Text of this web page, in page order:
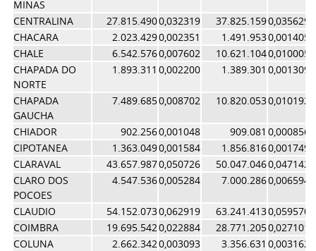
MINAS
CENTRALINA 27.815.4900,032319 37.825.1590,035629
CHACARA
2.023.4290,002351 1.491.9530,001405
CHALE
6.542.5760,007602 10.621.1040,010005
CHAPADA DO
NORTE
1.893.311 0,002200 1.389.301 0,001309
CHAPADA
GAUCHA
7.489.6850,008702 10.820.0530,010192
CHIADOR 902.2560,001048 909.081 0,000856
CIPOTANEA
1.363.0490,001584 1.856.8160,001749
CLARAVAL
43.657.9870,050726 50.047.0460,047142
CLARO DOS
POCOES
4.547.5360,005284 7.000.2860,006594
CLAUDIO 54.152.0730,062919 63.241.4130,059570
COIMBRA
19.695.5420,022884 28.771.2050,027101
COLUNA
2.662.3420,003093 3.356.631 0,003162